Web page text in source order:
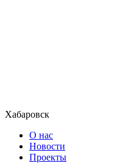
Хабаровск
О нас
Новости
Проекты